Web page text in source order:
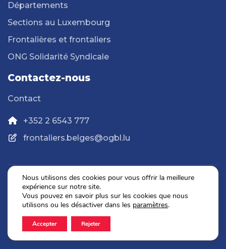
Départements
Sections au Luxembourg
Frontalières et frontaliers
ONG Solidarité Syndicale
Contactez-nous
Contact
+352 2 6543 777
frontaliers.belges@ogbl.lu
Politique de confidentialité
Mentions légales
2026 © OGBL. Tous droits réservés.
Nous utilisons des cookies pour vous offrir la meilleure
expérience sur notre site.
Vous pouvez en savoir plus sur les cookies que nous
utilisons ou les désactiver dans les paramètres.
Accepter Rejeter